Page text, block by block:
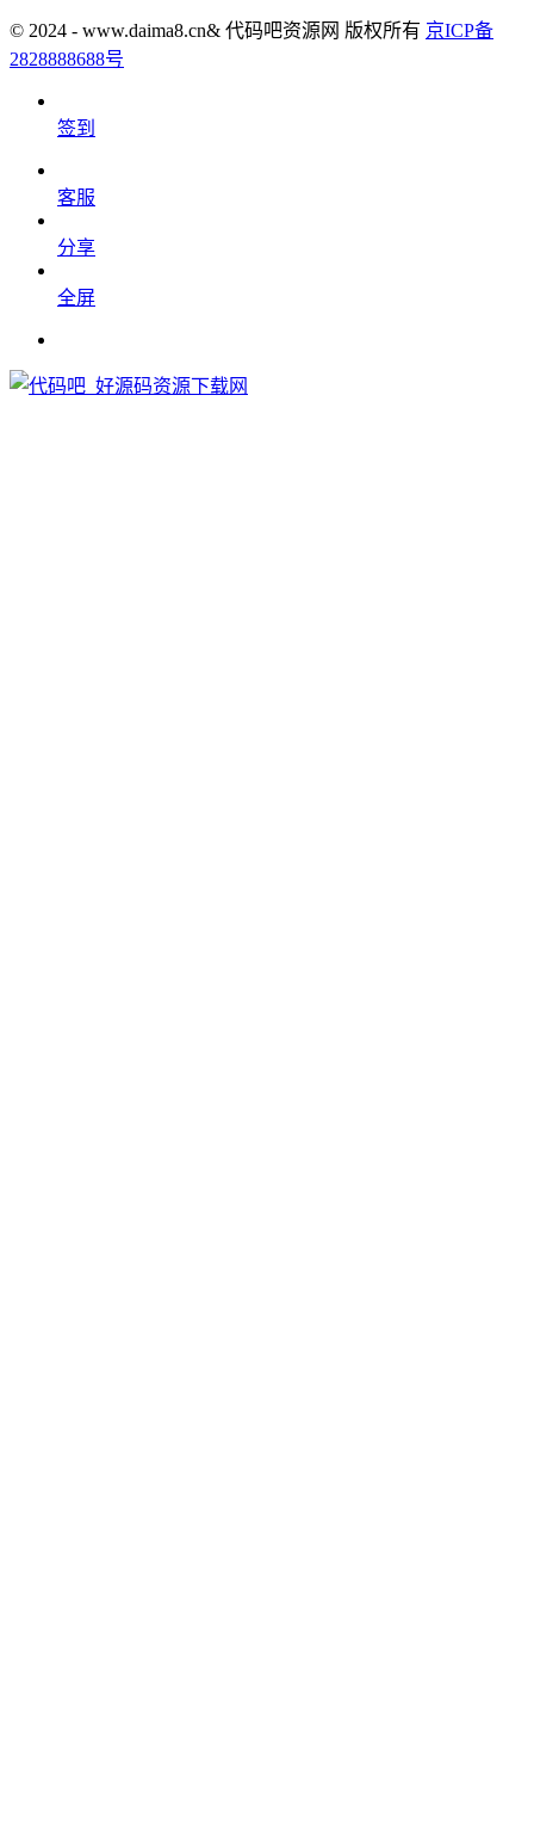
© 2024 - www.daima8.cn& 代码吧资源网 版权所有 京ICP备
2828888688号
签到
客服
分享
全屏